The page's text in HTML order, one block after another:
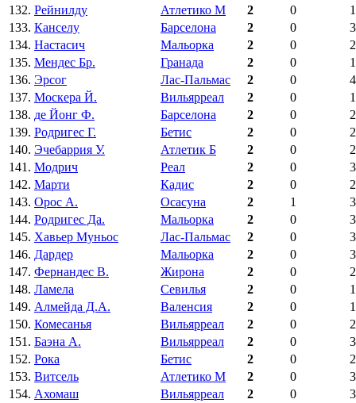
132. Рейнилду Атлетико М 2 0
133. Канселу Барселона 2 0
134. Настасич Мальорка 2 0
135. Мендес Бр. Гранада 2 0
136. Эрсог Лас-Пальмас 2 0
4
137. Москера Й. Вильярреал 2 0
138. де Йонг Ф. Барселона 2 0
139. Родригес Г. Бетис 2 0
140. Эчебаррия У. Атлетик Б 2 0
141. Модрич Реал 2 0
142. Марти Кадис 2 0
143. Орос А. Осасуна 2 1
144. Родригес Да. Мальорка 2 0
145. Хавьер Муньос Лас-Пальмас 2 0
146. Дардер Мальорка 2 0
147. Фернандес В. Жирона 2 0
148. Ламела Севилья 2 0
149. Алмейда Д.А. Валенсия 2 0
150. Комесанья Вильярреал 2 0
151. Баэна А. Вильярреал 2 0
152. Рока Бетис 2 0
153. Витсель Атлетико М 2 0
154. Ахомаш Вильярреал 2 0